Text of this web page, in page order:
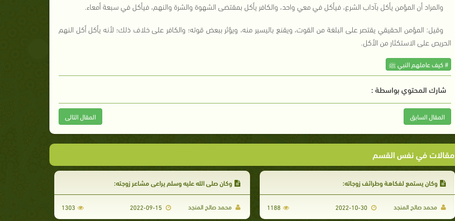
والمراد أن المؤمن يأكل بآداب الشرع، فيأكل في معي واحد، والكافر يأكل بمقتضى الشهوة والشرة والنهم، فيأكل في سبعة أمعاء.
وقيل: المؤمن الحقيقي يقتصر على البلغة من القوت، ويقنع باليسير منه، ويؤثر ببعض قوته؛ والكافر على خلاف ذلك؛ لأنه يأكل أكل النهم
الحريص على الاستكثار من الأكل.
# كيف عاملهم النبي ﷺ
شارك المحتوي بواسطة :
المقال السابق المقال التالى
مقالات في نفس القسم
وكان يستمع لفكاهة وطرائف زوجاته:
محمد صالح المنجد 2022-10-30
1188
وكان صلى الله عليه وسلم يراعي مشاعر زوجته:
محمد صالح المنجد 2022-09-15
1303